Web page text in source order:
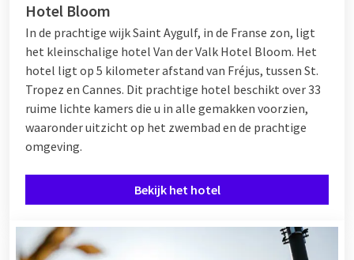
Hotel Bloom
In de prachtige wijk Saint Aygulf, in de Franse zon, ligt
het kleinschalige hotel Van der Valk Hotel Bloom. Het
hotel ligt op 5 kilometer afstand van Fréjus, tussen St.
Tropez en Cannes. Dit prachtige hotel beschikt over 33
ruime lichte kamers die u in alle gemakken voorzien,
waaronder uitzicht op het zwembad en de prachtige
omgeving.
Bekijk het hotel